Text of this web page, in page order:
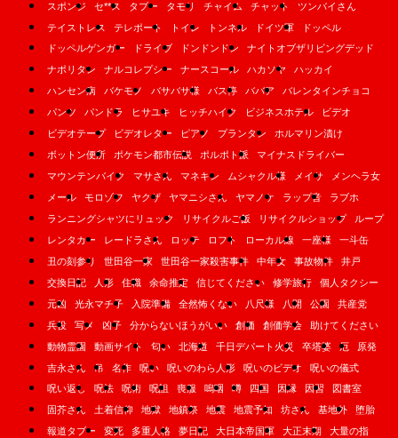
スポンジ
セ**ス タブー タモリ チャイム チャット
ツンバイさん
テイストレス
テレポート トイレ トンネル ドイツ軍
ドッペル
ドッペルゲンガー
ドライブ ドンドンドン
ナイトオブザリビングデッド
ナポリタン
ナルコレプシー ナースコール ハカソヤ
ハッカイ
ハンセン病
バケモノ バサバサ様 バス停 ババア
バレンタインチョコ
パンツ
パンドラ ヒサユキ ヒッチハイク ビジネスホテル
ビデオ
ビデオテープ
ビデオレター ピアノ プランタン
ホルマリン漬け
ボットン便所
ポケモン都市伝説 ポルポト派
マイナスドライバー
マウンテンバイク
マサさん マネキン ムシャクル様 メイサ
メンヘラ女
メール
モロゾフ ヤクザ ヤマニシさん ヤマノケ ラップ音
ラブホ
ランニングシャツにリュック
リサイクルご飯 リサイクルショップ
ループ
レンタカー
レードラさん ロッテ ロフト ローカル線 一座様
一斗缶
丑の刻参り
世田谷一家 世田谷一家殺害事件 中年女 事故物件
井戸
交換日記
人形 住職 余命推定 信じてください 修学旅行
個人タクシー
元凶
光永マチ子 入院準備 全然怖くない 八尺様 八開 公園
共産党
兵役
写メ 凶子 分からないほうがいい 創価 創価学会
助けてください
動物霊園
動画サイト 匂い 北海道 千日デパート火災 卒塔婆 厄
原発
吉永さん
吊 名作 呪い 呪いのわら人形 呪いのビデオ
呪いの儀式
呪い返し
呪法 呪術 呪詛 喪服 嗚咽 噂 四国 因縁 因習
図書室
固芥さん
土着信仰 地獄 地鎮祭 地震 地震予知 坊さん 基地外
堕胎
報道タブー
変死 多重人格 夢日記 大日本帝国軍 大正末期
大量の指